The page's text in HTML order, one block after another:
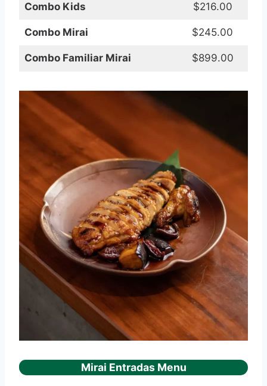
Combo Kids $216.00
Combo Mirai $245.00
Combo Familiar Mirai $899.00
Mirai Entradas Menu